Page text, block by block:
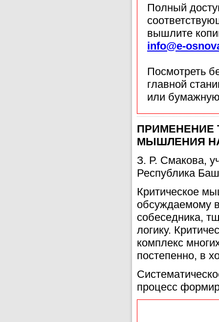
Полный
вышлите
info@e-
Посмотреть
главной
или
ПРИМЕНЕНИЕ
МЫШЛЕНИЯ
З. Р. Смакова,
Республика
Критическое
обсуждаемому
собеседника,
логику.
комплекс
постепенно, в
процесс